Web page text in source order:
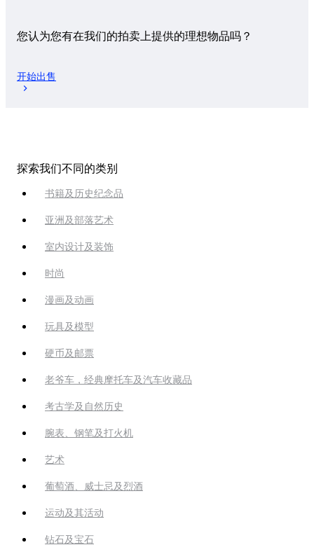
您认为您有在我们的拍卖上提供的理想物品吗？
开始出售
探索我们不同的类别
书籍及历史纪念品
亚洲及部落艺术
室内设计及装饰
时尚
漫画及动画
玩具及模型
硬币及邮票
老爷车，经典摩托车及汽车收藏品
考古学及自然历史
腕表、钢笔及打火机
艺术
葡萄酒、威士忌及烈酒
运动及其活动
钻石及宝石